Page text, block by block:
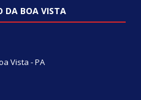
DA BOA VISTA
Vista - PA